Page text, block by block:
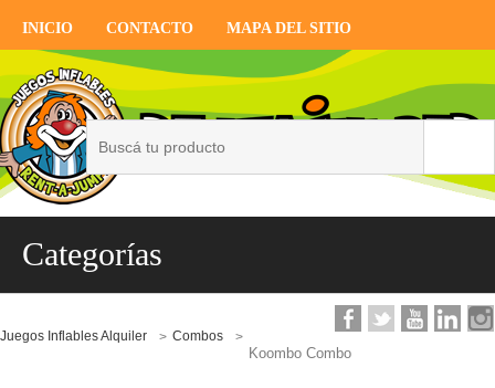
Categorías
INICIO CONTACTO MAPA DEL SITIO
Juegos Inflables Alquiler > Combos >
Koombo Combo